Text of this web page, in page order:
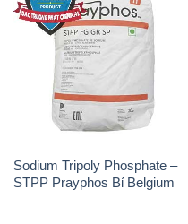
Sodium Tripoly Phosphate –
STPP Prayphos Bỉ Belgium